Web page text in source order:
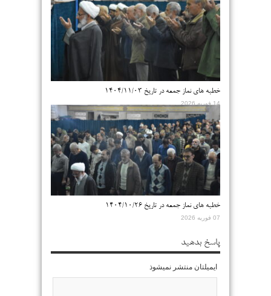
خطبه های نماز جمعه در تاریخ ۱۴۰۴/۱۱/۰۳
14 فوریه 2026
خطبه های نماز جمعه در تاریخ ۱۴۰۴/۱۰/۲۶
07 فوریه 2026
پاسخ بدهید
ایمیلتان منتشر نمیشوذ